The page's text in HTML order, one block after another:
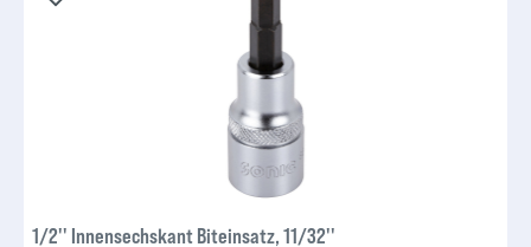
1/2'' Innensechskant Biteinsatz, 11/32''